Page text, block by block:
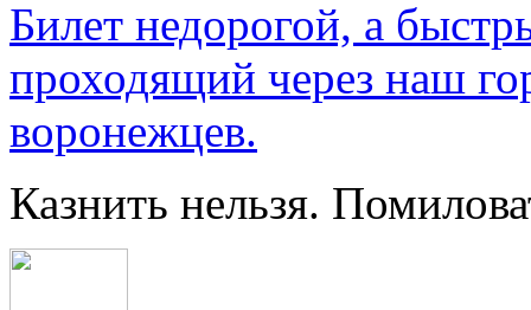
Билет недорогой, а
проходящий через наш
воронежцев.
Казнить нельзя.